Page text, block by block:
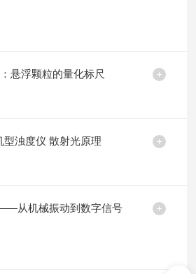
悬浮颗粒的量化标尺
型浊度仪 散射光原理
从机械振动到数字信号